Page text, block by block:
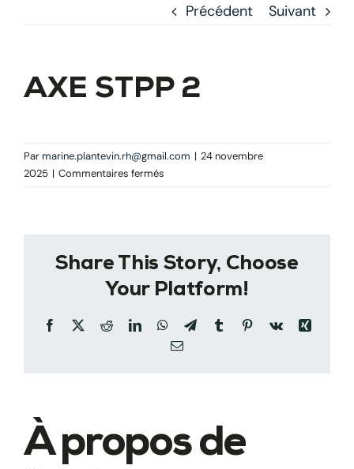
Précédent Suivant
AXE STPP 2
Par marine.plantevin.rh@gmail.com | 24 novembre
2025 | Commentaires fermés
Share This Story, Choose
Your Platform!
Facebook
X RedditLinkedInWhatsApp
TelegramTumblrPinterest
Vk
Xing
Email
À propos de